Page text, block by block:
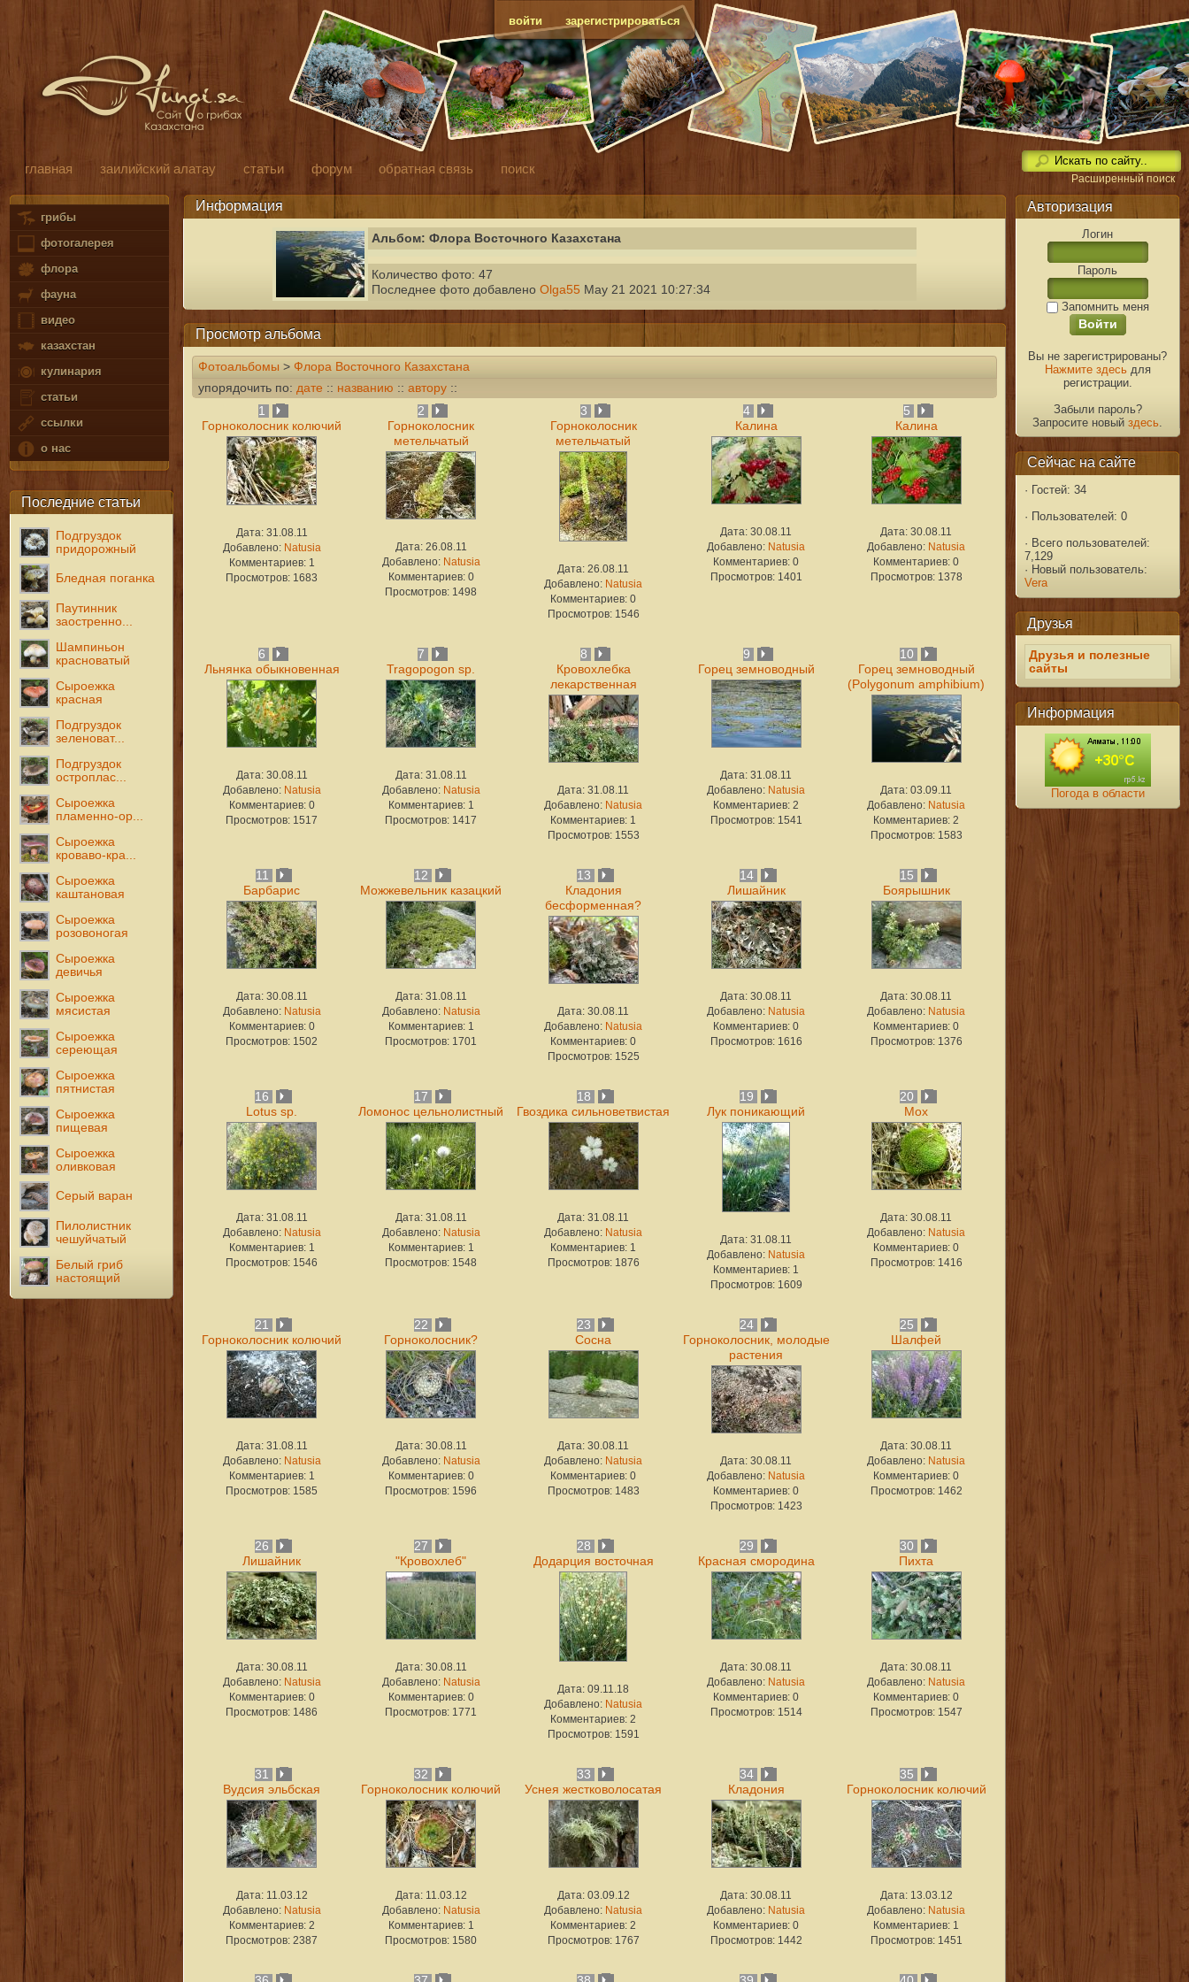
войти зарегистрироваться
главная заилийский алатау статьи форум обратная связь поиск
Расширенный поиск
грибы
фотогалерея
флора
фауна
видео
казахстан
кулинария
статьи
ссылки
о нас
Последние статьи
Подгруздок
придорожный
Бледная поганка
Паутинник
заостренно...
Шампиньон
красноватый
Сыроежка
красная
Подгруздок
зеленоват...
Подгруздок
остроплас...
Сыроежка
пламенно-ор...
Сыроежка
кроваво-кра...
Сыроежка
каштановая
Сыроежка
розовоногая
Сыроежка
девичья
Сыроежка
мясистая
Сыроежка
сереющая
Сыроежка
пятнистая
Сыроежка
пищевая
Сыроежка
оливковая
Серый варан
Пилолистник
чешуйчатый
Белый гриб
настоящий
Авторизация
Логин
Пароль
Запомнить меня
Вы не зарегистрированы?
Нажмите здесьдля
регистрации.
Забыли пароль?
Запросите новыйздесь
Сейчас на сайте
· Гостей: 34
· Пользователей: 0
· Всего пользователей:
7,129
· Новый пользователь:
Vera
Друзья
Друзья и полезные
сайты
Информация
Погода в области
Информация
Альбом: Флора Восточного Казахстана
Количество фото: 47
Последнее фото добавлено Olga55 May 21 2021 10:27:34
Просмотр альбома
Фотоальбомы > Флора Восточного Казахстана
упорядочить по: дате :: названию :: автору::
1
Горноколосник колючий
Дата: 31.08.11
Добавлено: Natusia
Комментариев: 1
Просмотров: 1683
2
Горноколосник
метельчатый
Дата: 26.08.11
Добавлено: Natusia
Комментариев: 0
Просмотров: 1498
3
Горноколосник
метельчатый
Дата: 26.08.11
Добавлено: Natusia
Комментариев: 0
Просмотров: 1546
4
Калина
Дата: 30.08.11
Добавлено: Natusia
Комментариев: 0
Просмотров: 1401
5
Калина
Дата: 30.08.11
Добавлено: Natusia
Комментариев: 0
Просмотров: 1378
6
Льнянка обыкновенная
Дата: 30.08.11
Добавлено: Natusia
Комментариев: 0
Просмотров: 1517
7
Tragopogon sp.
Дата: 31.08.11
Добавлено: Natusia
Комментариев: 1
Просмотров: 1417
8
Кровохлебка
лекарственная
Дата: 31.08.11
Добавлено: Natusia
Комментариев: 1
Просмотров: 1553
9
Горец земноводный
Дата: 31.08.11
Добавлено: Natusia
Комментариев: 2
Просмотров: 1541
10
Горец земноводный
(Polygonum amphibium)
Дата: 03.09.11
Добавлено: Natusia
Комментариев: 2
Просмотров: 1583
11
Барбарис
Дата: 30.08.11
Добавлено: Natusia
Комментариев: 0
Просмотров: 1502
12
Можжевельник казацкий
Дата: 31.08.11
Добавлено: Natusia
Комментариев: 1
Просмотров: 1701
13
Кладония
бесформенная?
Дата: 30.08.11
Добавлено: Natusia
Комментариев: 0
Просмотров: 1525
14
Лишайник
Дата: 30.08.11
Добавлено: Natusia
Комментариев: 0
Просмотров: 1616
15
Боярышник
Дата: 30.08.11
Добавлено: Natusia
Комментариев: 0
Просмотров: 1376
16
Lotus sp.
Дата: 31.08.11
Добавлено: Natusia
Комментариев: 1
Просмотров: 1546
17
Ломонос цельнолистный
Дата: 31.08.11
Добавлено: Natusia
Комментариев: 1
Просмотров: 1548
18
Гвоздика сильноветвистая
Дата: 31.08.11
Добавлено: Natusia
Комментариев: 1
Просмотров: 1876
19
Лук поникающий
Дата: 31.08.11
Добавлено: Natusia
Комментариев: 1
Просмотров: 1609
20
Мох
Дата: 30.08.11
Добавлено: Natusia
Комментариев: 0
Просмотров: 1416
21
Горноколосник колючий
Дата: 31.08.11
Добавлено: Natusia
Комментариев: 1
Просмотров: 1585
22
Горноколосник?
Дата: 30.08.11
Добавлено: Natusia
Комментариев: 0
Просмотров: 1596
23
Сосна
Дата: 30.08.11
Добавлено: Natusia
Комментариев: 0
Просмотров: 1483
24
Горноколосник, молодые
растения
Дата: 30.08.11
Добавлено: Natusia
Комментариев: 0
Просмотров: 1423
25
Шалфей
Дата: 30.08.11
Добавлено: Natusia
Комментариев: 0
Просмотров: 1462
26
Лишайник
Дата: 30.08.11
Добавлено: Natusia
Комментариев: 0
Просмотров: 1486
27
"Кровохлеб"
Дата: 30.08.11
Добавлено: Natusia
Комментариев: 0
Просмотров: 1771
28
Додарция восточная
Дата: 09.11.18
Добавлено: Natusia
Комментариев: 2
Просмотров: 1591
29
Красная смородина
Дата: 30.08.11
Добавлено: Natusia
Комментариев: 0
Просмотров: 1514
30
Пихта
Дата: 30.08.11
Добавлено: Natusia
Комментариев: 0
Просмотров: 1547
31
Вудсия эльбская
Дата: 11.03.12
Добавлено: Natusia
Комментариев: 2
Просмотров: 2387
32
Горноколосник колючий
Дата: 11.03.12
Добавлено: Natusia
Комментариев: 1
Просмотров: 1580
33
Уснея жестковолосатая
Дата: 03.09.12
Добавлено: Natusia
Комментариев: 2
Просмотров: 1767
34
Кладония
Дата: 30.08.11
Добавлено: Natusia
Комментариев: 0
Просмотров: 1442
35
Горноколосник колючий
Дата: 13.03.12
Добавлено: Natusia
Комментариев: 1
Просмотров: 1451